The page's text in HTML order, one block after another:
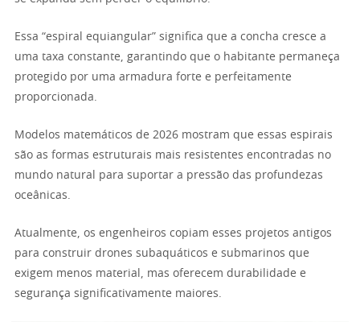
Essa “espiral equiangular” significa que a concha cresce a
uma taxa constante, garantindo que o habitante permaneça
protegido por uma armadura forte e perfeitamente
proporcionada.
Modelos matemáticos de 2026 mostram que essas espirais
são as formas estruturais mais resistentes encontradas no
mundo natural para suportar a pressão das profundezas
oceânicas.
Atualmente, os engenheiros copiam esses projetos antigos
para construir drones subaquáticos e submarinos que
exigem menos material, mas oferecem durabilidade e
segurança significativamente maiores.